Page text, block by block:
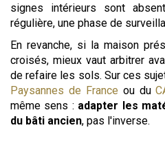
signes intérieurs sont
régulière, une phase de
En revanche, si la maison
croisés, mieux vaut arbitrer
de refaire les sols. Sur ces
Paysannes de France ou du
même sens : adapter les
du bâti ancien, pas l'inverse.